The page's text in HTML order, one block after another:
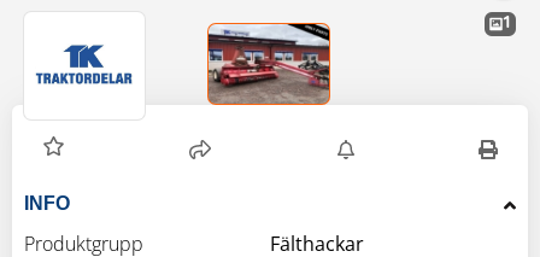
1
INFO
Produktgrupp
Fälthackar